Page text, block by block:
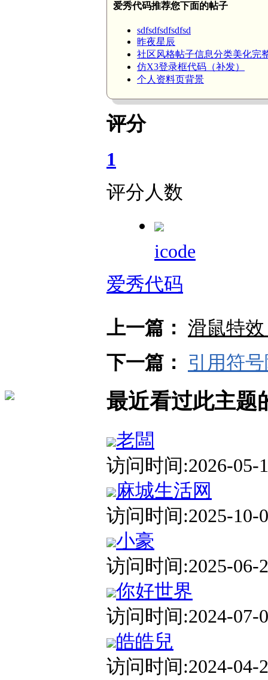
爱秀代码推荐您下面的帖子
sdfsdfsdfsdfsd
昨夜星辰
社区风格帖子信息分类美化完
仿X3登录框代码（补发）
个人资料页背景
评分
1
评分人数
icode
爱秀代码
上一篇： 滑鼠特
下一篇：
引用符
最近看过此主题
老闆
访问时间:2026-05-
麻城生活网
访问时间:2025-10-
小豪
访问时间:2025-06-
你好世界
访问时间:2024-07-
皓皓兒
访问时间:2024-04-